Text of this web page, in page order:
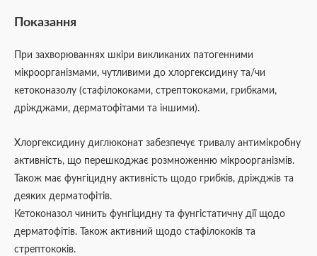
Показання
При захворюваннях шкіри викликаних патогенними
мікроорганізмами, чутливими до хлоргексидину та/чи
кетоконазолу (стафілококами, стрептококами, грибками,
дріжджами, дерматофітами та іншими).
Хлоргексидину диглюконат забезпечує тривалу антимікробну
активність, що перешкоджає розмноженню мікроорганізмів.
Також має фунгіцидну активність щодо грибків, дріжджів та
деяких дерматофітів.
Кетоконазол чинить фунгіцидну та фунгістатичну дії щодо
дерматофітів. Також активний щодо стафілококів та
стрептококів.